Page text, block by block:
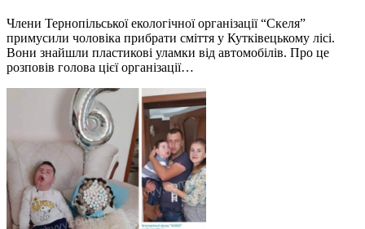
Члени Тернопільської екологічної організації “Скеля”
примусили чоловіка прибрати сміття у Кутківецькому лісі.
Вони знайшли пластикові уламки від автомобілів. Про це
розповів голова цієї організації…